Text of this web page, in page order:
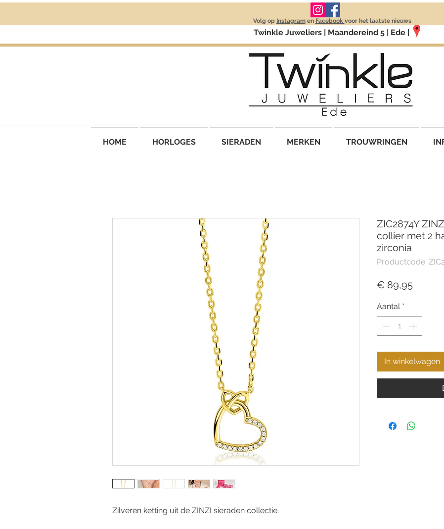
Volg op Instagramen Facebook voor het laatste nieuws
Twinkle Juweliers | Maandereind 5 | Ede |
HOME HORLOGES SIERADEN MERKEN TROUWRINGEN
Zilveren ketting uit de ZINZI sieraden collectie.
ZIC2874Y
collier met 2
zirconia
Productcode:
€ 89,95Prijs
Aantal *
In winkelwagen